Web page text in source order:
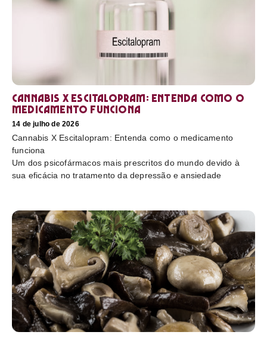
Cannabis X Escitalopram: Entenda como o
medicamento funciona
14 de julho de 2026
Cannabis X Escitalopram: Entenda como o medicamento
funciona
Um dos psicofármacos mais prescritos do mundo devido à
sua eficácia no tratamento da depressão e ansiedade